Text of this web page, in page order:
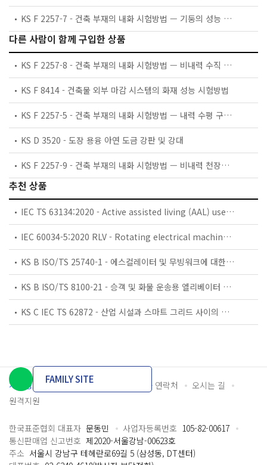
KS F 2257-7 - 건축 부재의 내화 시험방법 — 기둥의 성능 조건
다른 사람이 함께 구입한 상품
KS F 2257-8 - 건축 부재의 내화 시험방법 — 비내력 수직 구획 부재의 성능 조건
KS F 8414 - 건축물 외부 마감 시스템의 화재 성능 시험방법
KS F 2257-5 - 건축 부재의 내화 시험방법 — 내력 수평 구획 부재의 성능 조건
KS D 3520 - 도장 용융 아연 도금 강판 및 강대
KS F 2257-9 - 건축 부재의 내화 시험방법 — 비내력 천장의 성능 조건
추천 상품
IEC TS 63134:2020 - Active assisted living (AAL) use cases
IEC 60034-5:2020 RLV - Rotating electrical machines - Part 5: Degrees of protection provided by the integral design of rotating electrical machines (IP code) - Classification
KS B ISO/TS 25740-1 - 에스컬레이터 및 무빙워크에 대한 안전요건 — 제1부: 세계공통 필수 안전요건(GESRs)
KS B ISO/TS 8100-21 - 승객 및 화물 운송용 엘리베이터 —제21부: 세계공통 필수안전요건(GESRs)을 충족하는 세계공통 안전 파라미터(GSPs)
KS C IEC TS 62872 - 산업 시설과 스마트 그리드 사이의 산업 공정 측정, 제어 및 자동화 시스템 인터페이스
개인정보처리방침 이용약관 담당자 연락처
오시는 길
원격지원
FAMILY SITE
한국표준협회 대표자 문동민 사업자등록번호 105-82-00617
통신판매업 신고번호 제2020-서울강남-00623호
주소 서울시 강남구 테헤란로69길 5 (삼성동, DT센터)